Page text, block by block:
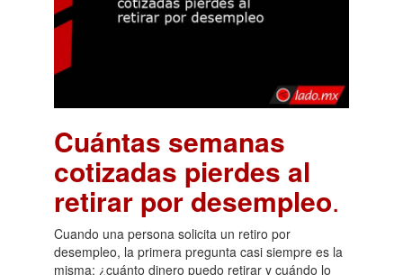
Cuántas semanas
cotizadas pierdes al
retirar por desempleo.
Cuando una persona solicita un retiro por
desempleo, la primera pregunta casi siempre es la
misma: ¿cuánto dinero puedo retirar y cuándo lo